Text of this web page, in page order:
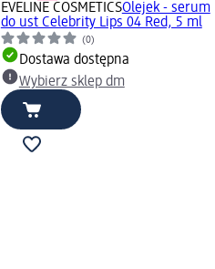
EVELINE COSMETICSOlejek - serum
do ust Celebrity Lips 04 Red, 5 ml
(0)
Dostawa dostępna
Wybierz sklep dm